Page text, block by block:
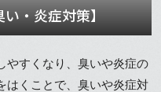
・炎症対策】
やすくなり、臭いや炎症の
はくことで、臭いや炎症対